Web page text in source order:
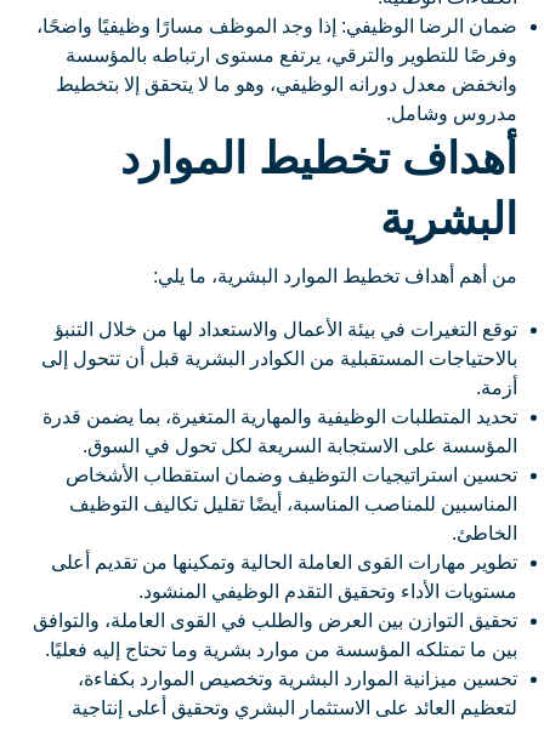
ضمان الرضا الوظيفي: إذا وجد الموظف مسارًا وظيفيًا واضحًا،
وفرصًا للتطوير والترقي، يرتفع مستوى ارتباطه بالمؤسسة
وانخفض معدل دورانه الوظيفي، وهو ما لا يتحقق إلا بتخطيط
مدروس وشامل.
أهداف تخطيط الموارد
البشرية
من أهم أهداف تخطيط الموارد البشرية، ما يلي:
توقع التغيرات في بيئة الأعمال والاستعداد لها من خلال التنبؤ
بالاحتياجات المستقبلية من الكوادر البشرية قبل أن تتحول إلى
أزمة.
تحديد المتطلبات الوظيفية والمهارية المتغيرة، بما يضمن قدرة
المؤسسة على الاستجابة السريعة لكل تحول في السوق.
تحسين استراتيجيات التوظيف وضمان استقطاب الأشخاص
المناسبين للمناصب المناسبة، أيضًا تقليل تكاليف التوظيف
الخاطئ.
تطوير مهارات القوى العاملة الحالية وتمكينها من تقديم أعلى
مستويات الأداء وتحقيق التقدم الوظيفي المنشود.
تحقيق التوازن بين العرض والطلب في القوى العاملة، والتوافق
بين ما تمتلكه المؤسسة من موارد بشرية وما تحتاج إليه فعليًا.
تحسين ميزانية الموارد البشرية وتخصيص الموارد بكفاءة،
لتعظيم العائد على الاستثمار البشري وتحقيق أعلى إنتاجية